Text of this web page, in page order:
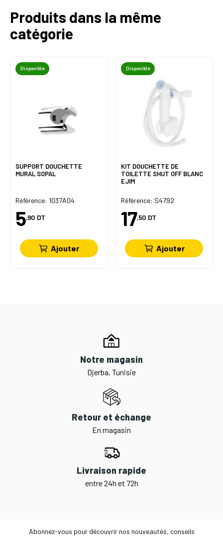
Produits dans la même
catégorie
Disponible
SUPPORT DOUCHETTE
MURAL SOPAL
Référence: 1037A04
5,90 DT
Ajouter
Disponible
KIT DOUCHETTE DE
TOILETTE SHUT OFF BLANC
EJIM
Référence: S4792
17,50 DT
Ajouter
Notre magasin
Djerba, Tunisie
Retour et échange
En magasin
Livraison rapide
entre 24h et 72h
Abonnez-vous pour découvrir nos nouveautés, conseils